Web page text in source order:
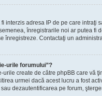
interzis adresa IP de pe care intraţi
înregistrarile noi ar putea fi
înregistreze. Contactaţi un
urile forumului”?
create de către phpBB care vă
urmei dacă acest lucru a fost
dezautentificarea pe forum,